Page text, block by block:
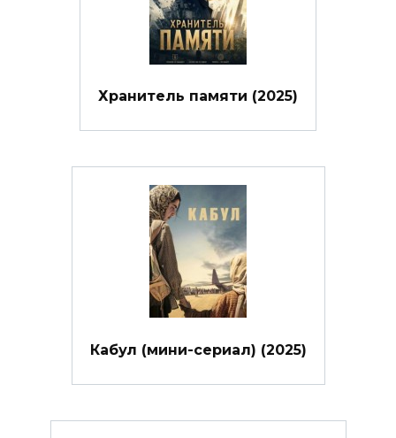
Хранитель памяти (2025)
Кабул (мини-сериал) (2025)